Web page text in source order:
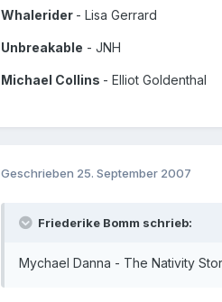
Whalerider - Lisa Gerrard
Unbreakable - JNH
Michael Collins - Elliot Goldenthal
Geschrieben 25. September 2007
Friederike Bomm schrieb:
Mychael Danna - The Nativity